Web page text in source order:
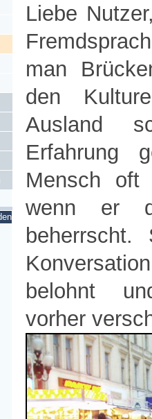
Liebe
man
den
Ausland
Erfahrung
Mensch oft
wenn er
belohnt
vorher